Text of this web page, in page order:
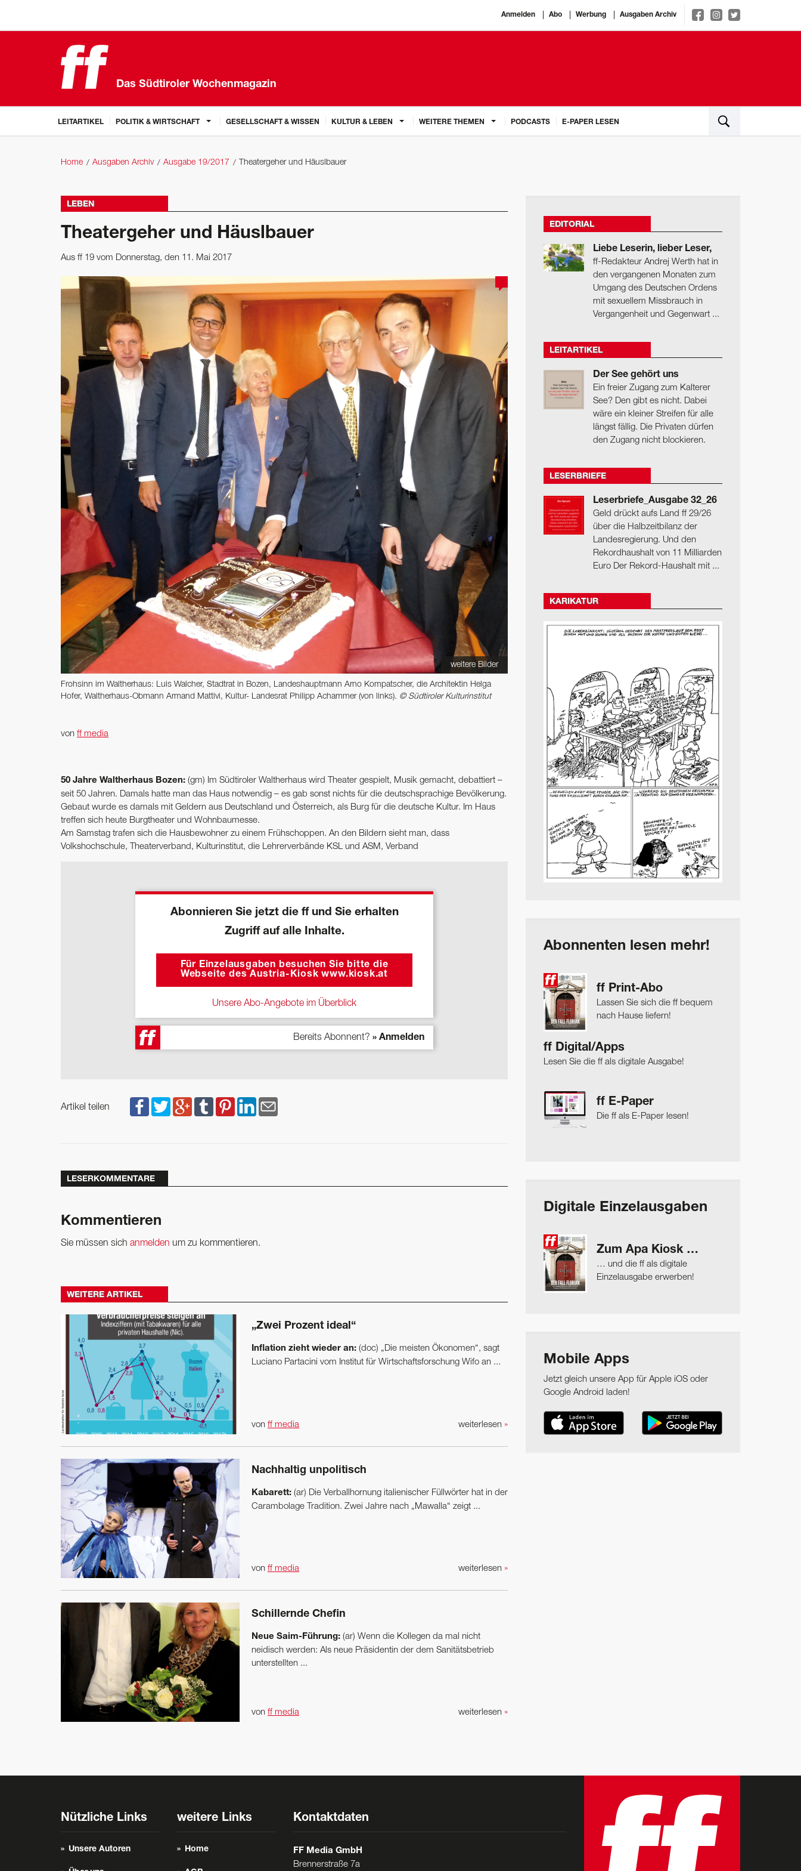
Anmelden Abo Werbung Ausgaben Archiv
Das Südtiroler Wochenmagazin
LEITARTIKEL POLITIK & WIRTSCHAFT GESELLSCHAFT & WISSEN KULTUR & LEBEN WEITERE THEMEN PODCASTS E-PAPER LESEN
Home Ausgaben Archiv Ausgabe 19/2017 Theatergeher und Häuslbauer
LEBEN
Theatergeher und Häuslbauer
Aus ff 19 vom Donnerstag, den 11. Mai 2017
weitere Bilder
Frohsinn im Waltherhaus: Luis Walcher, Stadtrat in Bozen, Landeshauptmann Arno Kompatscher, die Architektin Helga
Hofer, Waltherhaus-Obmann Armand Mattivi, Kultur- Landesrat Philipp Achammer (von links). © Südtiroler Kulturinstitut
von ff media
50 Jahre Waltherhaus Bozen: (gm) Im Südtiroler Waltherhaus wird Theater gespielt, Musik gemacht, debattiert –
seit 50 Jahren. Damals hatte man das Haus notwendig – es gab sonst nichts für die deutschsprachige Bevölkerung.
Gebaut wurde es damals mit Geldern aus Deutschland und Österreich, als Burg für die deutsche Kultur. Im Haus
treffen sich heute Burgtheater und Wohnbaumesse.
Am Samstag trafen sich die Hausbewohner zu einem Frühschoppen. An den Bildern sieht man, dass
Volkshochschule, Theaterverband, Kulturinstitut, die Lehrerverbände KSL und ASM, Verband
Abonnieren Sie jetzt die ff und Sie erhalten
Zugriff auf alle Inhalte.
Für Einzelausgaben besuchen Sie bitte die
Webseite des Austria-Kiosk www.kiosk.at
Unsere Abo-Angebote im Überblick
Bereits Abonnent? » Anmelden
Artikel teilen
LESERKOMMENTARE
Kommentieren
Sie müssen sich anmelden um zu kommentieren.
WEITERE ARTIKEL
„Zwei Prozent ideal“
Inflation zieht wieder an: (doc) „Die meisten Ökonomen“, sagt
Luciano Partacini vom Institut für Wirtschaftsforschung Wifo an ...
weiterlesen »
von ff media
Nachhaltig unpolitisch
Kabarett: (ar) Die Verballhornung italienischer Füllwörter hat in der
Carambolage Tradition. Zwei Jahre nach „Mawalla“ zeigt ...
weiterlesen »
von ff media
Schillernde Chefin
Neue Saim-Führung: (ar) Wenn die Kollegen da mal nicht
neidisch werden: Als neue Präsidentin der dem Sanitätsbetrieb
unterstellten ...
weiterlesen »
von ff media
EDITORIAL
Liebe Leserin, lieber Leser,
ff-Redakteur Andrej Werth hat in
den vergangenen Monaten zum
Umgang des Deutschen Ordens
mit sexuellem Missbrauch in
Vergangenheit und Gegenwart ...
LEITARTIKEL
Der See gehört uns
Ein freier Zugang zum Kalterer
See? Den gibt es nicht. Dabei
wäre ein kleiner Streifen für alle
längst fällig. Die Privaten dürfen
den Zugang nicht blockieren.
LESERBRIEFE
Leserbriefe_Ausgabe 32_26
Geld drückt aufs Land ff 29/26
über die Halbzeitbilanz der
Landesregierung. Und den
Rekordhaushalt von 11 Milliarden
Euro Der Rekord-Haushalt mit ...
KARIKATUR
Abonnenten lesen mehr!
ff Print-Abo
Lassen Sie sich die ff bequem
nach Hause liefern!
ff Digital/Apps
Lesen Sie die ff als digitale Ausgabe!
ff E-Paper
Die ff als E-Paper lesen!
Digitale Einzelausgaben
Zum Apa Kiosk …
… und die ff als digitale
Einzelausgabe erwerben!
Mobile Apps
Jetzt gleich unsere App für Apple iOS oder
Google Android laden!
Nützliche Links
Unsere Autoren
weitere Links
Home
Kontaktdaten
FF Media GmbH
Brennerstraße 7a